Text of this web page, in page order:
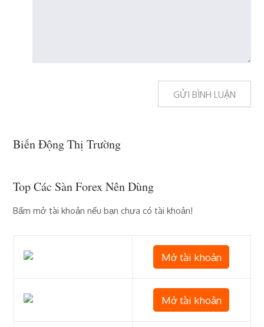
Biến Động Thị Trường
Top Các Sàn Forex Nên Dùng
Bấm mở tài khoản nếu bạn chưa có tài khoản!
Mở tài khoản
Mở tài khoản